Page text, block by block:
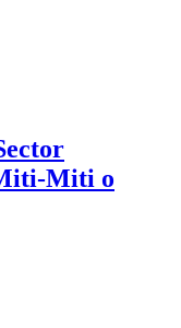
Miti o